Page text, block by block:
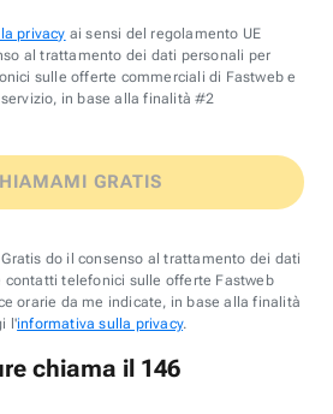
privacy ai sensi del regolamento UE
al trattamento dei dati personali per
sulle offerte commerciali di Fastweb e
in base alla finalità #2
GRATIS
do il consenso al trattamento dei dati
contatti telefonici sulle offerte Fastweb
orarie da me indicate, in base alla finalità
l'informativa sulla privacy.
chiama il 146